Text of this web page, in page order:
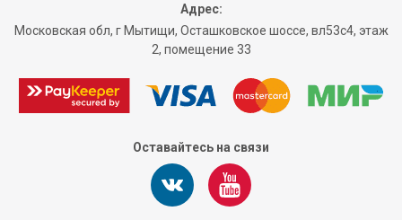
Адрес:
Московская обл, г Мытищи, Осташковское шоссе, вл53с4, этаж
2, помещение 33
Оставайтесь на связи